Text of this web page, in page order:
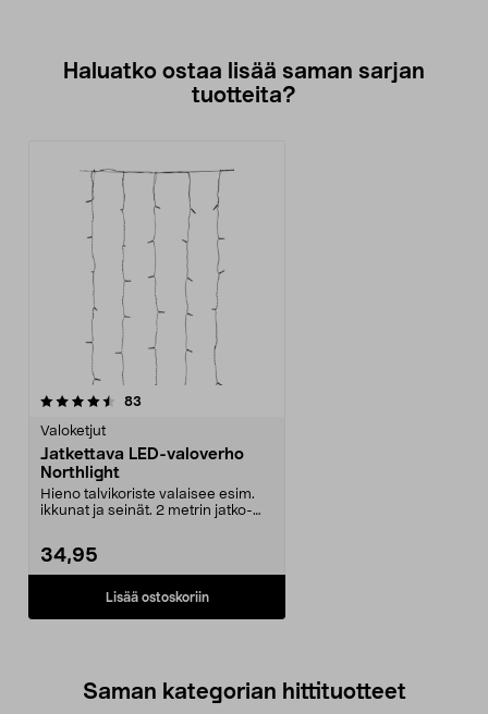
Haluatko ostaa lisää saman sarjan
tuotteita?
83
Valoketjut
Jatkettava LED-valoverho
Northlight
Hieno talvikoriste valaisee esim.
ikkunat ja seinät. 2 metrin jatko-
34,95
Lisää ostoskoriin
Saman kategorian hittituotteet